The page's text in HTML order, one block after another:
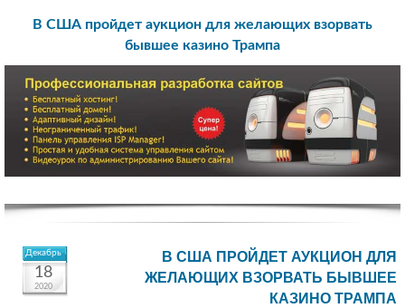
В США пройдет аукцион для желающих взорвать
бывшее казино Трампа
Декабрь
18
2020
В США ПРОЙДЕТ АУКЦИОН ДЛЯ
ЖЕЛАЮЩИХ ВЗОРВАТЬ БЫВШЕЕ
КАЗИНО ТРАМПА